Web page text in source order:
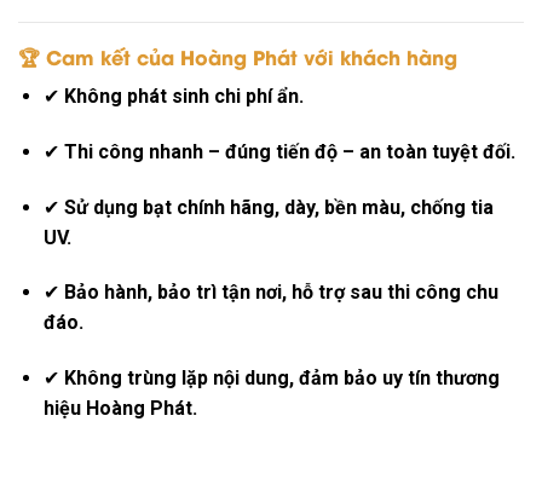
🏆 Cam kết của Hoàng Phát với khách hàng
✔ Không phát sinh chi phí ẩn.
✔ Thi công nhanh – đúng tiến độ – an toàn tuyệt đối.
✔ Sử dụng bạt chính hãng, dày, bền màu, chống tia
UV.
✔ Bảo hành, bảo trì tận nơi, hỗ trợ sau thi công chu
đáo.
✔ Không trùng lặp nội dung, đảm bảo uy tín thương
hiệu Hoàng Phát.